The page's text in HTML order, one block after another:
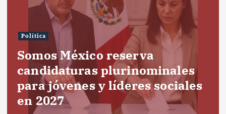
Política
Somos México reserva
candidaturas plurinominales
para jóvenes y líderes sociales
en 2027